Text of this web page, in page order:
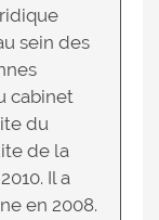
sein des
cabinet
du
de la
Il a
en 2008.